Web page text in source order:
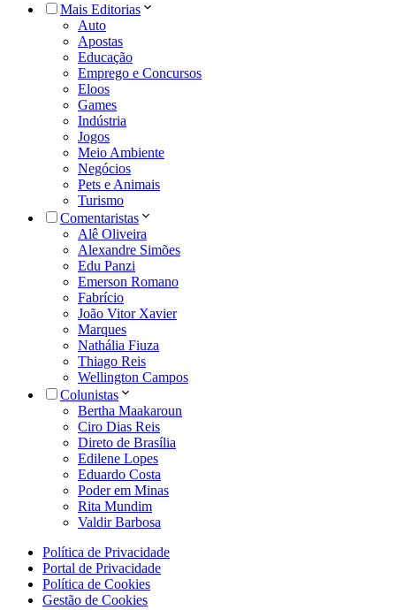
Mais Editorias
Auto
Apostas
Educação
Emprego e Concursos
Eloos
Games
Indústria
Jogos
Meio Ambiente
Negócios
Pets e Animais
Turismo
Comentaristas
Alê Oliveira
Alexandre Simões
Edu Panzi
Emerson Romano
Fabrício
João Vitor Xavier
Marques
Nathália Fiuza
Thiago Reis
Wellington Campos
Colunistas
Bertha Maakaroun
Ciro Dias Reis
Direto de Brasília
Edilene Lopes
Eduardo Costa
Poder em Minas
Rita Mundim
Valdir Barbosa
Política de Privacidade
Portal de Privacidade
Política de Cookies
Gestão de Cookies